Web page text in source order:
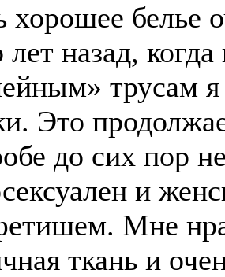
хорошее белье
назад,
трусам
Это
до сих пор
и
Мне
ткань и